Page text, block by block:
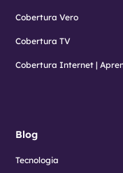
Cobertura Vero
Cobertura TV
Cobertura Internet |
Blog
Tecnologia